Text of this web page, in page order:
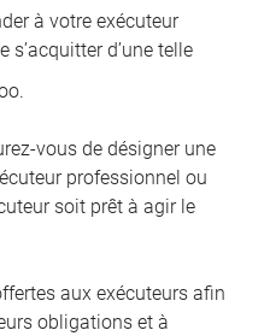
à votre exécuteur
s’acquitter d’une telle
vous de désigner une
professionnel ou
soit prêt à agir le
aux exécuteurs afin
obligations et à